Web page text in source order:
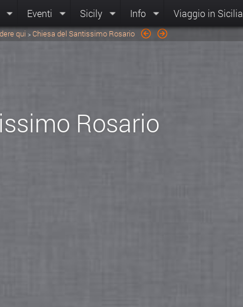
Eventi Sicily Info Viaggio in Sicilia
qui > Chiesa del Santissimo Rosario
Rosario